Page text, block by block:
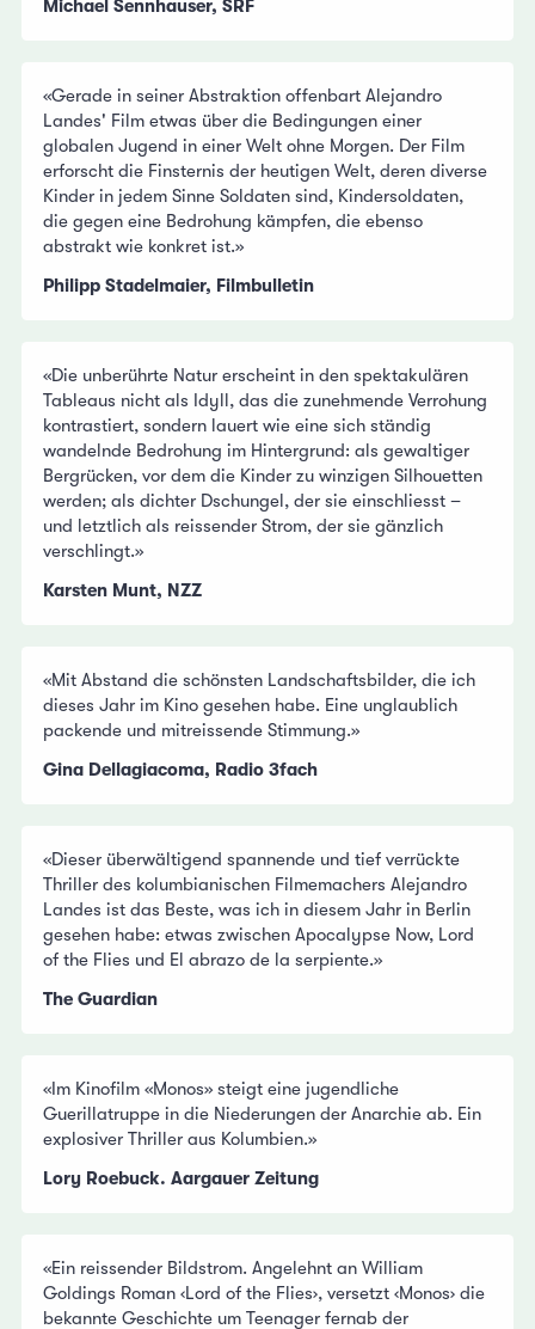
Michael Sennhauser, SRF
«Gerade in seiner Abstraktion offenbart Alejandro
Landes' Film etwas über die Bedingungen einer
globalen Jugend in einer Welt ohne Morgen. Der Film
erforscht die Finsternis der heutigen Welt, deren diverse
Kinder in jedem Sinne Soldaten sind, Kindersoldaten,
die gegen eine Bedrohung kämpfen, die ebenso
abstrakt wie konkret ist.»
Philipp Stadelmaier, Filmbulletin
«Die unberührte Natur erscheint in den spektakulären
Tableaus nicht als Idyll, das die zunehmende Verrohung
kontrastiert, sondern lauert wie eine sich ständig
wandelnde Bedrohung im Hintergrund: als gewaltiger
Bergrücken, vor dem die Kinder zu winzigen Silhouetten
werden; als dichter Dschungel, der sie einschliesst –
und letztlich als reissender Strom, der sie gänzlich
verschlingt.»
Karsten Munt, NZZ
«Mit Abstand die schönsten Landschaftsbilder, die ich
dieses Jahr im Kino gesehen habe. Eine unglaublich
packende und mitreissende Stimmung.»
Gina Dellagiacoma, Radio 3fach
«Dieser überwältigend spannende und tief verrückte
Thriller des kolumbianischen Filmemachers Alejandro
Landes ist das Beste, was ich in diesem Jahr in Berlin
gesehen habe: etwas zwischen Apocalypse Now, Lord
of the Flies und El abrazo de la serpiente.»
The Guardian
«Im Kinofilm «Monos» steigt eine jugendliche
Guerillatruppe in die Niederungen der Anarchie ab. Ein
explosiver Thriller aus Kolumbien.»
Lory Roebuck. Aargauer Zeitung
«Ein reissender Bildstrom. Angelehnt an William
Goldings Roman ‹Lord of the Flies›, versetzt ‹Monos› die
bekannte Geschichte um Teenager fernab der